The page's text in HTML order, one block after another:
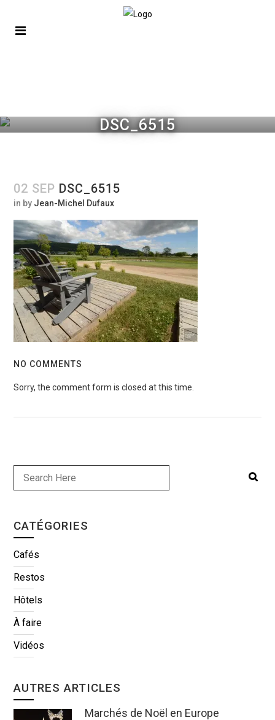
DSC_6515
02 SEP DSC_6515
in by Jean-Michel Dufaux
NO COMMENTS
Sorry, the comment form is closed at this time.
CATÉGORIES
Cafés
Restos
Hôtels
À faire
Vidéos
AUTRES ARTICLES
Marchés de Noël en Europe